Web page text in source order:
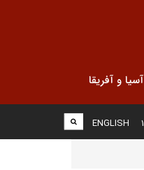
آسیا و آفریقا
ENGLISH